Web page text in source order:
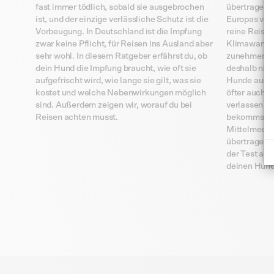
fast immer tödlich, sobald sie ausgebrochen
ist, und der einzige verlässliche Schutz ist die
Vorbeugung. In Deutschland ist die Impfung
zwar keine Pflicht, für Reisen ins Ausland aber
sehr wohl. In diesem Ratgeber erfährst du, ob
dein Hund die Impfung braucht, wie oft sie
aufgefrischt wird, wie lange sie gilt, was sie
kostet und welche Nebenwirkungen möglich
sind. Außerdem zeigen wir, worauf du bei
Reisen achten musst.
übertragen
Europas
reine
zunehmend
deshalb
Hunde aus
öfter auch
verlassen
bekommst
übertragen
der Test
deinen